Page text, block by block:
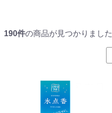
190件の商品が見つかりました